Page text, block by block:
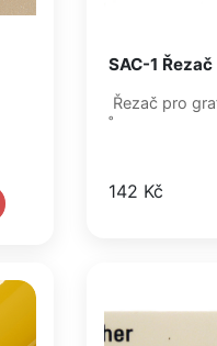
SAC-1 Řezač
Řezač pro
˚
142 Kč